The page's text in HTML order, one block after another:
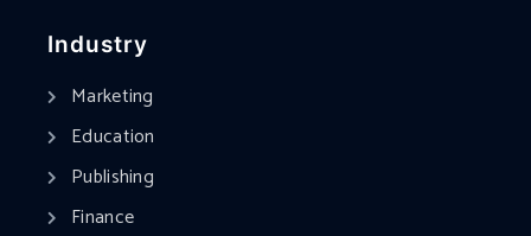
Industry
Marketing
Education
Publishing
Finance